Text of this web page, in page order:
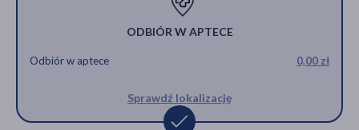
ODBIÓR W APTECE
Odbiór w aptece 0,00 zł
Sprawdź lokalizację